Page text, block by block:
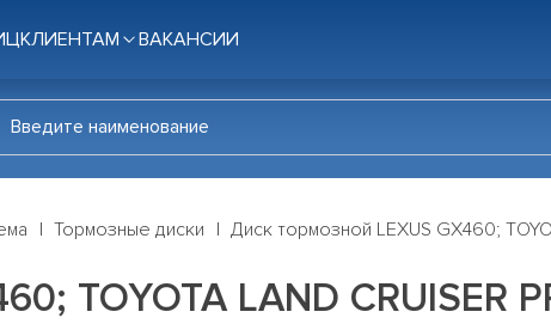
КЛИЕНТАМ ВАКАНСИИ
Тормозные диски Диск тормозной LEXUS GX460;
TOYOTA LAND CRUISER